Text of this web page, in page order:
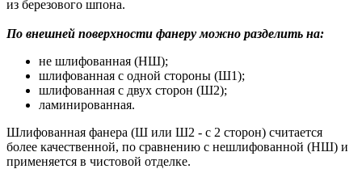
из березового шпона.
По внешней поверхности фанеру можно разделить на:
не шлифованная (НШ);
шлифованная с одной стороны (Ш1);
шлифованная с двух сторон (Ш2);
ламинированная.
Шлифованная фанера (Ш или Ш2 - с 2 сторон) считается
более качественной, по сравнению с нешлифованной (НШ) и
применяется в чистовой отделке.